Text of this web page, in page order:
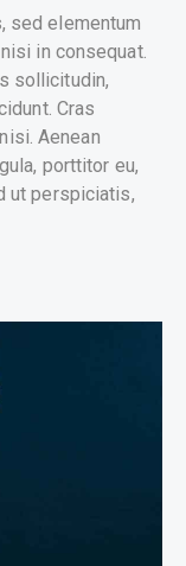
sed elementum
in consequat.
sollicitudin,
Cras
Aenean
porttitor eu,
ut perspiciatis,